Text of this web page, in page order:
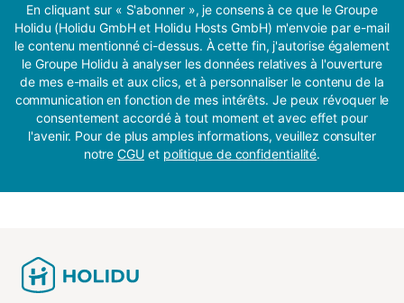
En cliquant sur « S'abonner », je consens à ce que le Groupe
Holidu (Holidu GmbH et Holidu Hosts GmbH) m'envoie par e-mail
le contenu mentionné ci-dessus. À cette fin, j'autorise également
le Groupe Holidu à analyser les données relatives à l'ouverture
de mes e-mails et aux clics, et à personnaliser le contenu de la
communication en fonction de mes intérêts. Je peux révoquer le
consentement accordé à tout moment et avec effet pour
l'avenir. Pour de plus amples informations, veuillez consulter
notreCGU et politique de confidentialité.